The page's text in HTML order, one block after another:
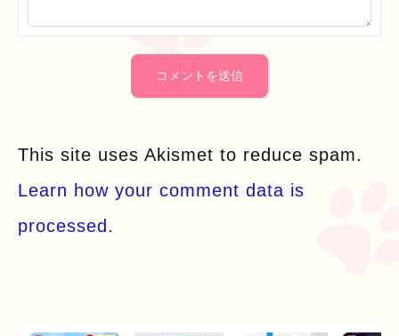
This site uses Akismet to reduce spam.
Learn how your comment data is
processed.